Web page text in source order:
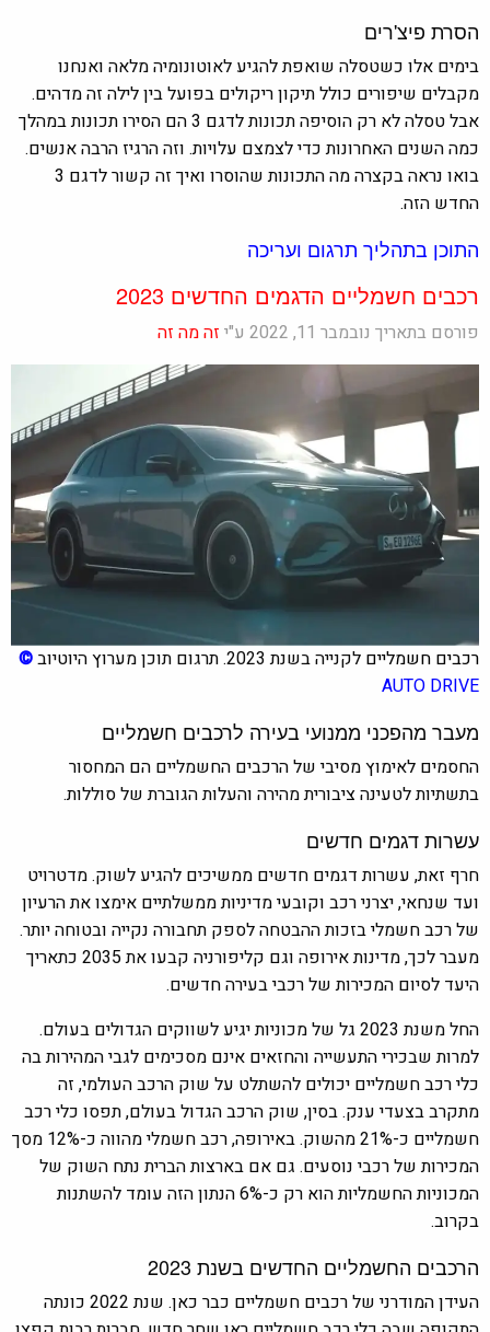
הסרת פיצ'רים
בימים אלו כשטסלה שואפת להגיע לאוטונומיה מלאה ואנחנו
מקבלים שיפורים כולל תיקון ריקולים בפועל בין לילה זה מדהים.
אבל טסלה לא רק הוסיפה תכונות לדגם 3 הם הסירו תכונות במהלך
כמה השנים האחרונות כדי לצמצם עלויות. וזה הרגיז הרבה אנשים.
בואו נראה בקצרה מה התכונות שהוסרו ואיך זה קשור לדגם 3
החדש הזה.
התוכן בתהליך תרגום ועריכה
רכבים חשמליים הדגמים החדשים 2023
פורסם בתאריך נובמבר 11, 2022 ע"י זה מה זה
רכבים חשמלייםלקנייה בשנת 2023. תרגום תוכן מערוץ היוטיוב
©
AUTO DRIVE
מעבר מהפכני ממנועי בעירה לרכבים חשמליים
החסמים לאימוץ מסיבי של הרכבים החשמליים הם המחסור
בתשתיות לטעינה ציבורית מהירה והעלות הגוברת של סוללות.
עשרות דגמים חדשים
חרף זאת, עשרות דגמים חדשים ממשיכים להגיע לשוק.מדטרויט
ועד שנחאי, יצרני רכב וקובעי מדיניות ממשלתיים אימצו את הרעיון
של רכב חשמלי בזכות ההבטחה לספק תחבורה נקייה ובטוחה יותר.
מעבר לכך,
מדינות אירופה וגם קליפורניה קבעו את 2035 כתאריך
היעד לסיום המכירות של רכבי בעירה חדשים.
החל משנת 2023 גל של מכוניות יגיע לשווקים הגדולים בעולם.
למרות שבכירי התעשייה והחזאים אינם מסכימים לגבי המהירות בה
כלי רכב חשמליים יכולים להשתלט על שוק הרכב העולמי, זה
מתקרב בצעדי ענק. בסין, שוק הרכב הגדול בעולם, תפסו כלי רכב
חשמליים כ-21% מהשוק. באירופה, רכב חשמלי מהווה כ-12% מסך
המכירות של רכבי נוסעים. גם אם בארצות הברית נתח השוק של
המכוניות החשמליות הוא רק כ-6% הנתון הזה עומד להשתנות
בקרוב.
הרכבים החשמליים החדשים בשנת 2023
העידן המודרני של רכבים חשמליים כבר כאן. שנת 2022 כונתה